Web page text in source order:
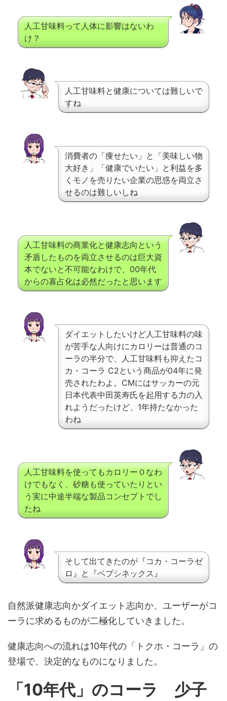
人工甘味料って人体に影響はないわ
け？
人工甘味料と健康については難しいで
すね
消費者の「痩せたい」と「美味しい物
大好き」「健康でいたい」と利益を多
くモノを売りたい企業の思惑を両立さ
せるのは難しいしね
人工甘味料の商業化と健康志向という
矛盾したものを両立させるのは巨大資
本でないと不可能なわけで、00年代
からの寡占化は必然だったと思います
ダイエットしたいけど人工甘味料の味
が苦手な人向けにカロリーは普通のコ
ーラの半分で、人工甘味料も抑えたコ
カ・コーラ C2という商品が04年に発
売されたわよ。CMにはサッカーの元
日本代表中田英寿氏を起用する力の入
れようだったけど、1年持たなかった
わね
人工甘味料を使ってもカロリー０なわ
けでもなく、砂糖も使っていたりとい
う実に中途半端な製品コンセプトでし
たね
そして出てきたのが『コカ・コーラゼ
ロ』と『ペプシネックス』
自然派健康志向かダイエット志向か、ユーザーがコ
ーラに求めるものが二極化していきました。
健康志向への流れは10年代の「トクホ・コーラ」の
登場で、決定的なものになりました。
「10年代」のコーラ 少子